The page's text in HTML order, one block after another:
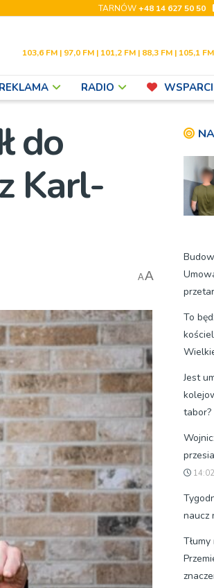
TARNÓW+48 14 627 50 50
103,6 FM | 97,0 FM | 101,2 FM | 88,3 FM | 105,1 FM
REKLAMA RADIO
do
Karl-
AA
To
Jest
tabor?
14:02
naucz